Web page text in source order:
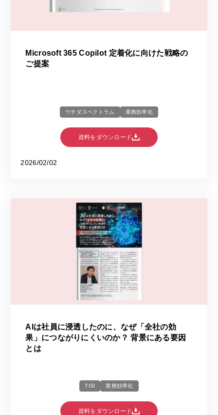
Microsoft 365 Copilot 定着化に向けた戦略の
ご提案
ウチダスペクトラム 業務効率化
資料をダウンロード
2026/02/02
AIは社員に浸透したのに、なぜ「全社の効
果」につながりにくいのか？ 背景にある要因
とは
TISI 業務効率化
資料をダウンロード